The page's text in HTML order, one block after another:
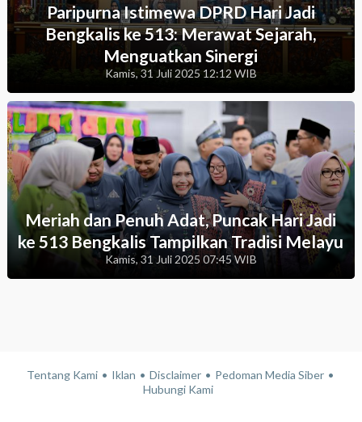
Paripurna Istimewa DPRD Hari Jadi
Bengkalis ke 513: Merawat Sejarah,
Menguatkan Sinergi
Kamis, 31 Juli 2025 12:12 WIB
Meriah dan Penuh Adat, Puncak Hari Jadi
ke 513 Bengkalis Tampilkan Tradisi Melayu
Kamis, 31 Juli 2025 07:45 WIB
Tentang Kami Iklan Disclaimer
Pedoman Media Siber
Hubungi Kami